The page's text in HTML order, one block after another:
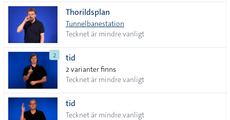
Thorildsplan
Tunnelbanestation
Tecknet är mindre vanligt
2 tid
2 varianter finns
Tecknet är mindre vanligt
tid
Tecknet är mindre vanligt